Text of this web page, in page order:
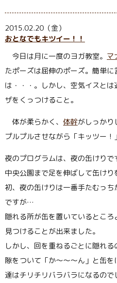
2015.02.20（金）
おとなでもキツイー！！
今日は月に一度のヨガ教室。 マ
たポーズは屈伸のポーズ。簡単
は・・・。しかし、空気イスと
ザをくっつけること。
体が柔らかく、 体幹がしっかり
プルプルさせながら「キッツー！
夜のプログラムは、夜の缶けりで
中央公園まで足を伸ばして缶けり
初、夜の缶けりは一番手たむっ
ですが…
隠れる所が缶を置いているとこ
見つけることが出来ました。
しかし、回を重ねるごとに隠れる
隙をついて「か〜〜〜ん」と缶
達はチリチリバラバラになるので